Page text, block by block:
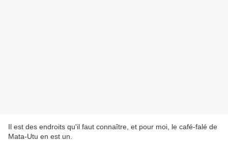
Il est des endroits qu'il faut connaître, et pour moi, le café-falé de
Mata-Utu en est un.